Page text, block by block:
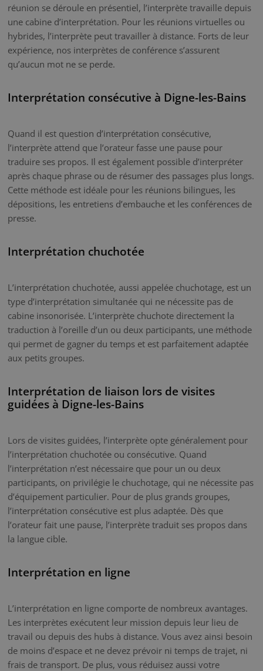
réunion se déroule en présentiel, l’interprète travaille depuis
une cabine d’interprétation. Pour les réunions virtuelles ou
hybrides, l’interprète peut travailler à distance. Forts de leur
expérience, nos interprètes de conférence s’assurent
qu’aucun mot ne se perde.
Interprétation consécutive à Digne-les-Bains
Quand il est question d’interprétation consécutive,
l’interprète attend que l’orateur fasse une pause pour
traduire ses propos. Il est également possible d’interpréter
après chaque phrase ou de résumer des passages plus longs.
Cette méthode est idéale pour les réunions bilingues, les
dépositions, les entretiens d’embauche et les conférences de
presse.
Interprétation chuchotée
L’interprétation chuchotée, aussi appelée chuchotage, est un
type d’interprétation simultanée qui ne nécessite pas de
cabine insonorisée. L’interprète chuchote directement la
traduction à l’oreille d’un ou deux participants, une méthode
qui permet de gagner du temps et est parfaitement adaptée
aux petits groupes.
Interprétation de liaison lors de visites
guidées à Digne-les-Bains
Lors de visites guidées, l’interprète opte généralement pour
l’interprétation chuchotée ou consécutive. Quand
l’interprétation n’est nécessaire que pour un ou deux
participants, on privilégie le chuchotage, qui ne nécessite pas
d’équipement particulier. Pour de plus grands groupes,
l’interprétation consécutive est plus adaptée. Dès que
l’orateur fait une pause, l’interprète traduit ses propos dans
la langue cible.
Interprétation en ligne
L’interprétation en ligne comporte de nombreux avantages.
Les interprètes exécutent leur mission depuis leur lieu de
travail ou depuis des hubs à distance. Vous avez ainsi besoin
de moins d’espace et ne devez prévoir ni temps de trajet, ni
frais de transport. De plus, vous réduisez aussi votre